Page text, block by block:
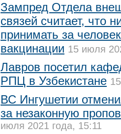
Зампред Отдела
связей считает, что
принимать за
вакцинации 15 июля
Лавров посетил
РПЦ в Узбекистане
ВС Ингушетии
за незаконную
июля 2021 года, 15:11